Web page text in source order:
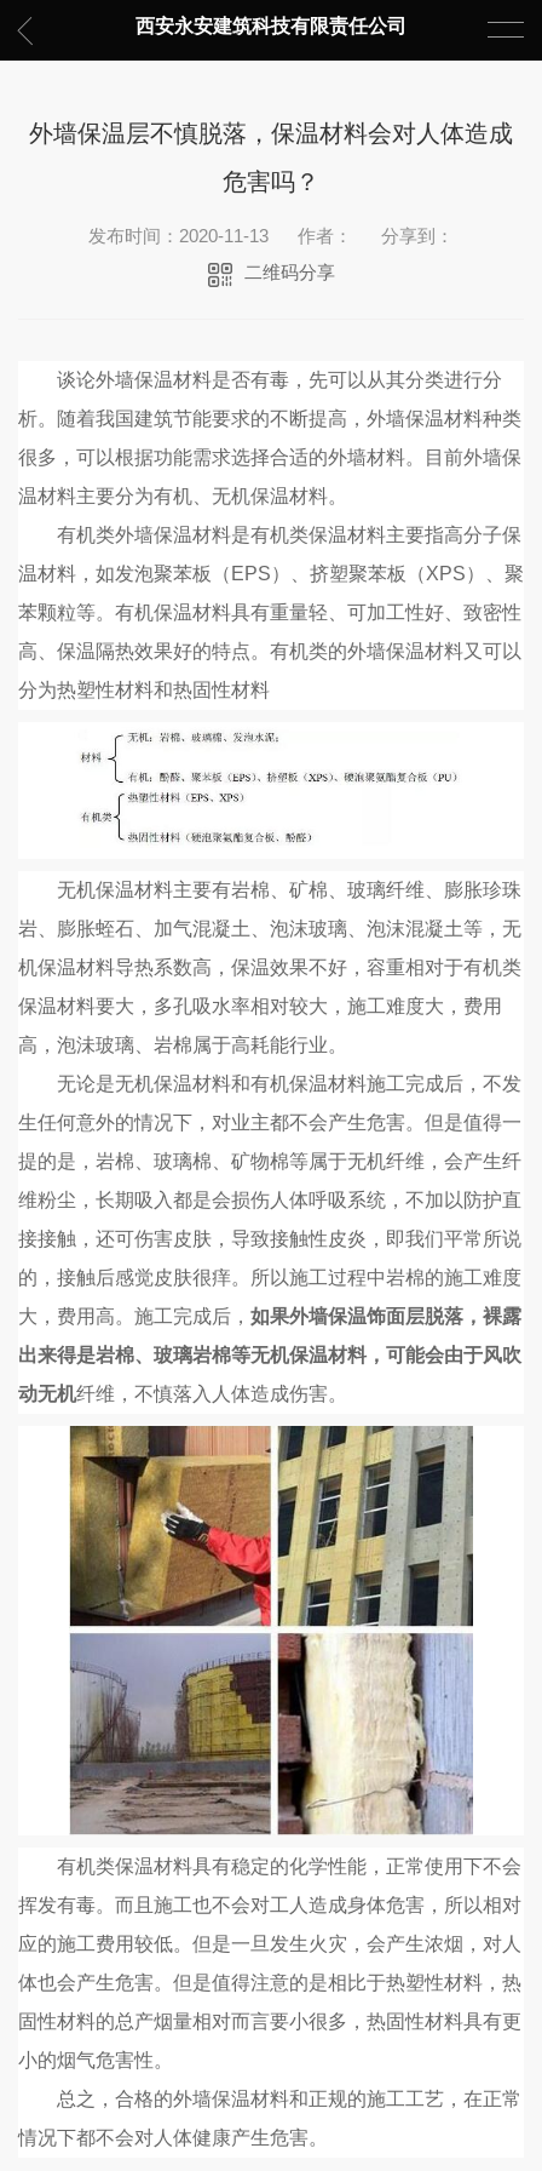
西安永安建筑科技有限责任公司
外墙保温层不慎脱落，保温材料会对人体造成
危害吗？
发布时间：2020-11-13 作者：
分享到：
二维码分享
谈论外墙保温材料是否有毒，先可以从其分类进行分
析。随着我国建筑节能要求的不断提高，外墙保温材料种类
很多，可以根据功能需求选择合适的外墙材料。目前外墙保
温材料主要分为有机、无机保温材料。
有机类外墙保温材料是有机类保温材料主要指高分子保
温材料，如发泡聚苯板（ EPS）、挤塑聚苯板（XPS）、聚
苯颗粒等。有机保温材料具有重量轻、可加工性好、致密性
高、保温隔热效果好的特点。有机类的外墙保温材料又可以
分为热塑性材料和热固性材料
无机保温材料主要有岩棉、矿棉、玻璃纤维、膨胀珍珠
岩、膨胀蛭石、加气混凝土、泡沫玻璃、泡沫混凝土等，无
机保温材料导热系数高，保温效果不好，容重相对于有机类
保温材料要大，多孔吸水率相对较大，施工难度大，费用
高，泡沬玻璃、岩棉属于高耗能行业。
无论是无机保温材料和有机保温材料施工完成后，不发
生任何意外的情况下，对业主都不会产生危害。但是值得一
提的是，岩棉、玻璃棉、矿物棉等属于无机纤维，会产生纤
维粉尘，长期吸入都是会损伤人体呼吸系统，不加以防护直
接接触，还可伤害皮肤，导致接触性皮炎，即我们平常所说
的，接触后感觉皮肤很痒。所以施工过程中岩棉的施工难度
大，费用高。施工完成后， 如果外墙保温饰面层脱落，裸露
出来得是岩棉、玻璃岩棉等无机保温材料，可能会由于风吹
动无机纤维，不慎落入人体造成伤害。
有机类保温材料具有稳定的化学性能，正常使用下不会
挥发有毒。而且施工也不会对工人造成身体危害，所以相对
应的施工费用较低。但是一旦发生火灾，会产生浓烟，对人
体也会产生危害。但是值得注意的是相比于热塑性材料，热
固性材料的总产烟量相对而言要小很多，热固性材料具有更
小的烟气危害性。
总之，合格的外墙保温材料和正规的施工工艺，在正常
情况下都不会对人体健康产生危害。